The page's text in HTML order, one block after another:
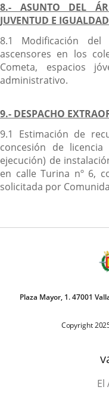
8.- ASUNTO DEL
JUVENTUD E
8.1 Modificación
ascensores en los
Cometa, espacios
administrativo.
9.- DESPACHO
9.1 Estimación de
concesión de
ejecución) de
en calle Turina nº 6,
solicitada por
Plaza Mayor, 1. 47001
Copyright
El